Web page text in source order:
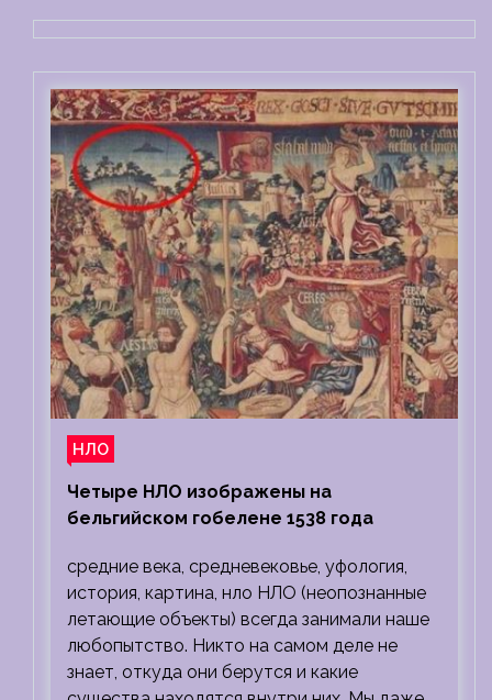
НЛО
Четыре НЛО изображены на
бельгийском гобелене 1538 года
средние века, средневековье, уфология,
история, картина, нло НЛО (неопознанные
летающие объекты) всегда занимали наше
любопытство. Никто на самом деле не
знает, откуда они берутся и какие